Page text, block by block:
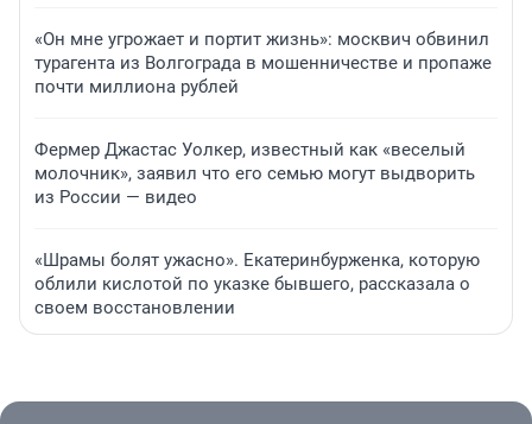
«Он мне угрожает и портит жизнь»: москвич обвинил
турагента из Волгограда в мошенничестве и пропаже
почти миллиона рублей
Фермер Джастас Уолкер, известный как «веселый
молочник», заявил что его семью могут выдворить
из России — видео
«Шрамы болят ужасно». Екатеринбурженка, которую
облили кислотой по указке бывшего, рассказала о
своем восстановлении